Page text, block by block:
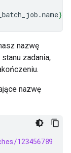
.name}
nazwę
stanu zadania,
nazwę
123456789